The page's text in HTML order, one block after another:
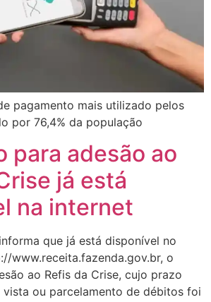
pagamento mais utilizado pelos
por 76,4% da população
para adesão ao
já está
na internet
que já está disponível no
www.receita.fazenda.gov.br, o
ao Refis da Crise, cujo prazo
vista ou parcelamento de débitos foi